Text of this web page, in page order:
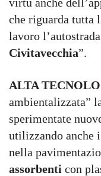
che riguarda tutta
lavoro
Civitavecchia”.
ALTA
ambientalizzata”
sperimentate
utilizzando anche i
nella
assorbenti con